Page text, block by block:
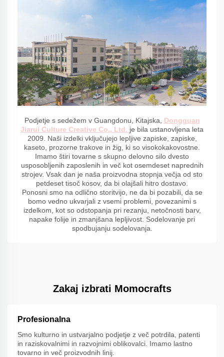
Podjetje s sedežem v Guangdonu, Kitajska, Dongguan
Jiarui Culture Creative Co., Ltd. je bila ustanovljena leta
2009. Naši izdelki vključujejo lepljive zapiske, zapiske,
kaseto, prozorne trakove in žig, ki so visokokakovostne.
Imamo štiri tovarne s skupno delovno silo dvesto
usposobljenih zaposlenih in več kot osemdeset naprednih
strojev. Vsak dan je naša proizvodna stopnja večja od sto
petdeset tisoč kosov, da bi olajšali hitro dostavo.
Ponosni smo na odlično storitvijo, ne da bi pozabili, da se
bomo vedno ukvarjali z vsemi problemi, povezanimi s
izdelkom, kot so odstopanja pri rezanju, netočnosti barv,
napake folije in zmanjšana lepljivost. Sodelovanje pri
spodbujanju sodelovanja.
Zakaj izbrati Momocrafts
Profesionalna
Smo kulturno in ustvarjalno podjetje z več potrdila, patenti
in raziskovalnimi in razvojnimi oblikovalci. Imamo lastno
tovarno in več proizvodnih linij.